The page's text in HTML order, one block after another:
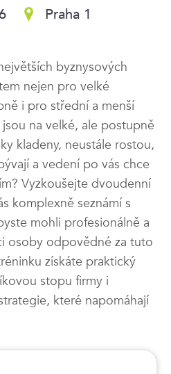
Praha 1
byznysových
nejen pro velké
i pro střední a menší
na velké, ale postupně
kladeny, neustále rostou,
a vedení po vás chce
Vyzkoušejte dvoudenní
komplexně seznámí s
mohli profesionálně a
osoby odpovědné za tuto
získáte praktický
stopu firmy i
které napomáhají